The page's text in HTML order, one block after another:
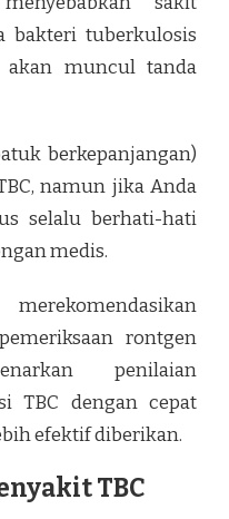
bakteri tuberkulosis
muncul tanda
berkepanjangan)
namun jika Anda
selalu berhati-hati
medis.
rontgen
penilaian
TBC dengan cepat
efektif diberikan.
TBC